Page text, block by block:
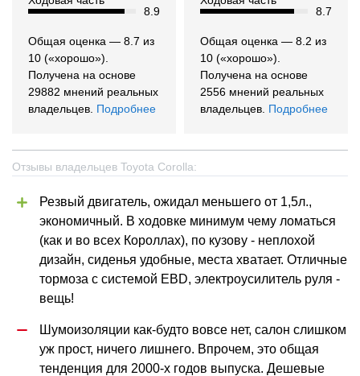
8.9
Общая оценка — 8.7 из
10 («хорошо»).
Получена на основе
29882 мнений реальных
владельцев. Подробнее
8.7
Общая оценка — 8.2 из
10 («хорошо»).
Получена на основе
2556 мнений реальных
владельцев. Подробнее
Отзывы владельцев Toyota Corolla:
Резвый двигатель, ожидал меньшего от 1,5л.,
экономичный. В ходовке минимум чему ломаться
(как и во всех Короллах), по кузову - неплохой
дизайн, сиденья удобные, места хватает. Отличные
тормоза с системой EBD, электроусилитель руля -
вещь!
Шумоизоляции как-будто вовсе нет, салон слишком
уж прост, ничего лишнего. Впрочем, это общая
тенденция для 2000-х годов выпуска. Дешевые